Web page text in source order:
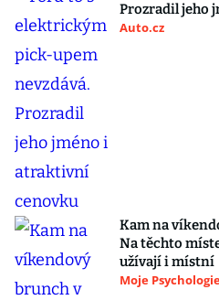
Prozradil jeho
Auto.cz
Kam na
Na těchto
užívají i místní
Moje